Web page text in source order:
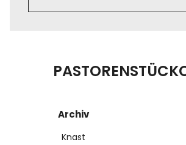
Archiv
Knast